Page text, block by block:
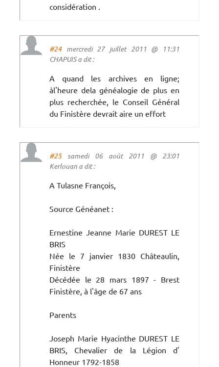
considération .
#24mercredi 27 juillet 2011 @ 11:31
CHAPUIS a dit :
A quand les archives en ligne;
àl'heure dela généalogie de plus en
plus recherchée, le Conseil Général
du Finistère devrait aire un effort
#25samedi 06 août 2011 @ 23:01
Kerlouan a dit :
A Tulasne François,
Source Généanet :
Ernestine Jeanne Marie DUREST LE
BRIS
Née le 7 janvier 1830 Châteaulin,
Finistère
Décédée le 28 mars 1897 - Brest
Finistère, à l'âge de 67 ans
Parents
Joseph Marie Hyacinthe DUREST LE
BRIS, Chevalier de la Légion d'
Honneur 1792-1858